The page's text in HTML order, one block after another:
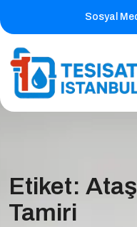
Sosyal
Etiket:
Tamiri